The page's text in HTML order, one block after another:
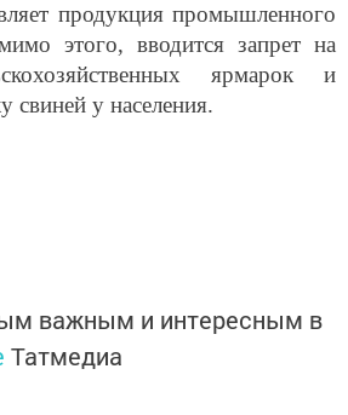
продукция промышленного
этого, вводится запрет на
ярмарок и
свиней у населения.
важным и интересным в
Татмедиа